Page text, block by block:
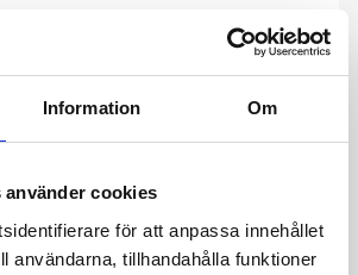
Information Om
använder cookies
för att anpassa innehållet
användarna, tillhandahålla funktioner